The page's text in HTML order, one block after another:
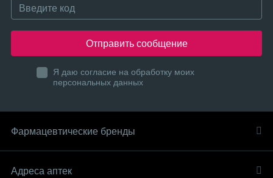
Отправить сообщение
Я даю согласие на обработку моих
персональных данных
Фармацевтические бренды
Адреса аптек